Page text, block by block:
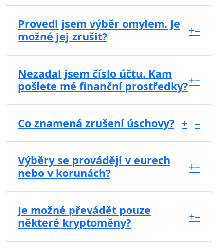
Provedl jsem výběr omylem. Je
možné jej zrušit?
+–
Nezadal jsem číslo účtu. Kam
pošlete mé finanční prostředky?+–
Co znamená zrušení úschovy? + –
Výběry se provádějí v eurech
nebo v korunách?
+–
Je možné převádět pouze
některé kryptoměny?
+–